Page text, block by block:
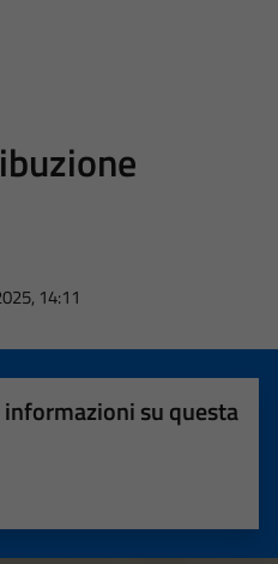
14:11
su questa
su 5
5